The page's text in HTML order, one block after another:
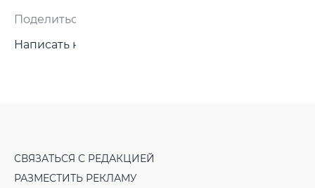
Поделиться:
Написать нам
СВЯЗАТЬСЯ С РЕДАКЦИЕЙ
РАЗМЕСТИТЬ РЕКЛАМУ